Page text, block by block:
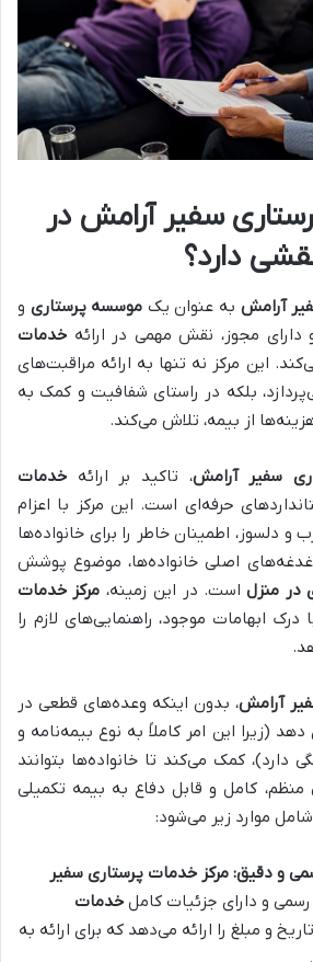
سفیر آرامش در
دارد؟
آرامش به عنوان یک موسسه پرستاری و
دارای مجوز، نقش مهمی در ارائه خدمات
این مرکز نه تنها به ارائه مراقبت‌های
بلکه در راستای شفافیت و کمک به
از بیمه، تلاش می‌کند.
سفیر آرامش، تاکید بر ارائه خدمات
حرفه‌ای است. این مرکز با اعزام
و دلسوز، اطمینان خاطر را برای خانواده‌ها
اصلی خانواده‌ها، موضوع پوشش
در منزلاست. در این زمینه، مرکز خدمات
درک ابهامات موجود، راهنمایی‌های لازم را
آرامش، بدون اینکه وعده‌های قطعی در
(زیرا این امر کاملاً به نوع بیمه‌نامه و
دارد)، کمک می‌کند تا خانواده‌ها بتوانند
منظم، کامل و قابل دفاع به بیمه تکمیلی
موارد زیر می‌شود:
و دقیق: مرکز خدمات پرستاری سفیر
رسمی و دارای جزئیات کامل خدمات
و مبلغ را ارائه می‌دهد که برای ارائه به